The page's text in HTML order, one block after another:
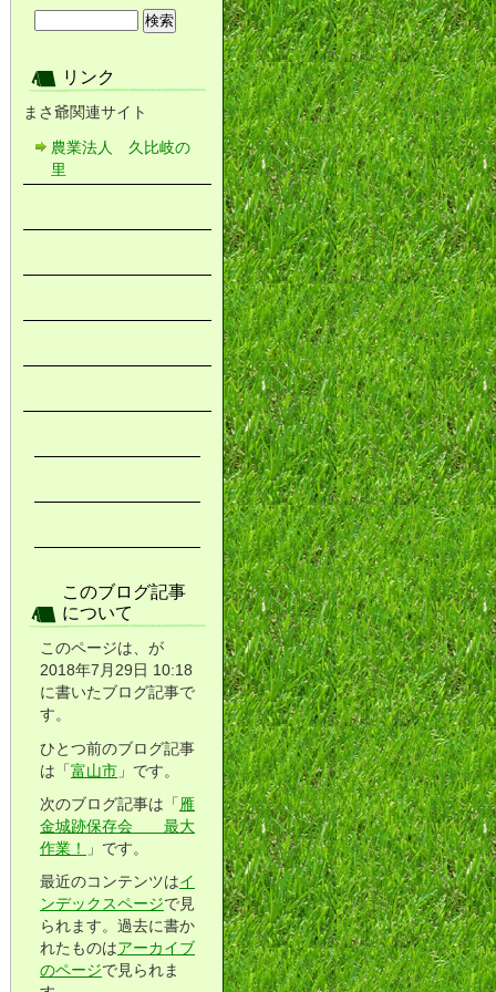
リンク
まさ爺関連サイト
農業法人 久比岐の
里
このブログ記事
について
このページは、が
2018年7月29日 10:18
に書いたブログ記事で
す。
ひとつ前のブログ記事
は「富山市 」です。
次のブログ記事は「 雁
金城跡保存会 最大
作業！
」です。
最近のコンテンツはイ
ンデックスページで見
られます。過去に書か
れたものはアーカイブ
のページで見られま